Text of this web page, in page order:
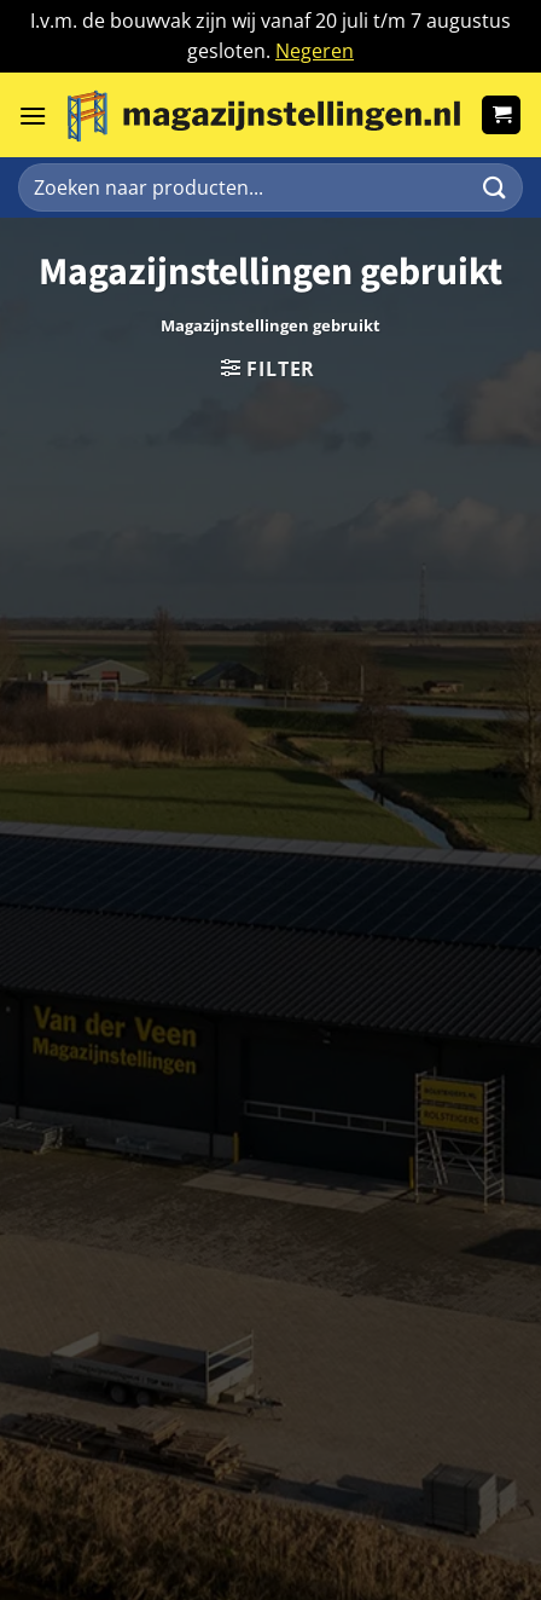
I.v.m. de bouwvak zijn wij vanaf 20 juli t/m 7 augustus
gesloten. Negeren
naar
Zoeken
naar:
Magazijnstellingen gebruikt
Magazijnstellingen gebruikt
FILTER